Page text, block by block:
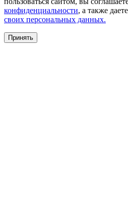
конфиденциальности, а также
своих персональных данных.
Принять